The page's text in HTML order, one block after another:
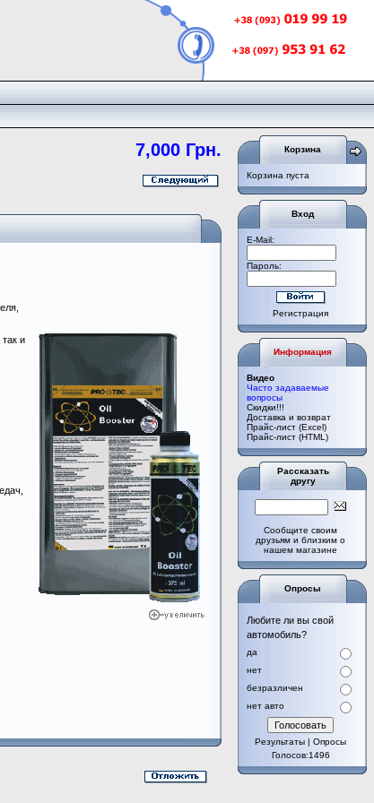
7,000 Грн.
и
Корзина
Корзина пуста
Вход
E-Mail:
Пароль:
Регистрация
Информация
Видео
Часто задаваемые
вопросы
Cкидки!!!
Доставка и возврат
Прайс-лист (Excel)
Прайс-лист (HTML)
Рассказать
другу
Сообщите своим
друзьям и близким о
нашем магазине
Опросы
Любите ли вы свой
автомобиль?
да
нет
безразличен
нет авто
Результаты | Опросы
Голосов:1496